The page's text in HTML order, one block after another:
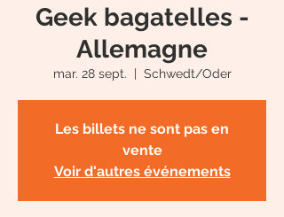
Geek bagatelles -
Allemagne
mar. 28 sept.
  |
Schwedt/Oder
Les billets ne sont pas en
vente
Voir d'autres événements